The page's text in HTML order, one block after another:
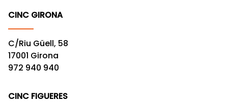
CINC GIRONA
C/Riu Güell, 58
17001 Girona
972 940 940
CINC FIGUERES